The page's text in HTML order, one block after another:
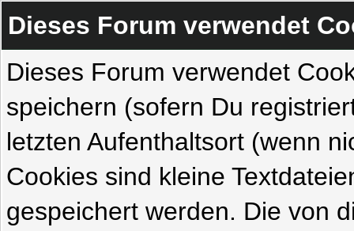
Dieses Forum verwendet
Dieses Forum verwendet
speichern (sofern Du
letzten Aufenthaltsort (wenn
Cookies sind kleine
gespeichert werden. Die von